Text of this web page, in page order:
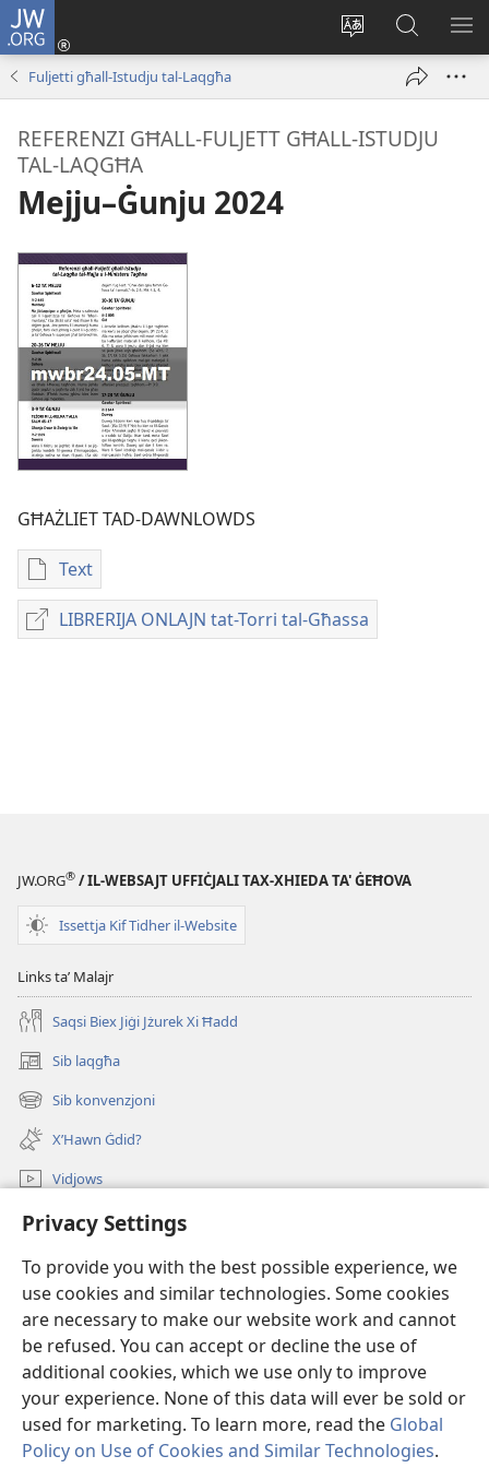
Privacy Settings
To provide you with the best possible experience, we
use cookies and similar technologies. Some cookies
are necessary to make our website work and cannot
be refused. You can accept or decline the use of
additional cookies, which we use only to improve
your experience. None of this data will ever be sold or
used for marketing. To learn more, read the Global
Policy on Use of Cookies and Similar Technologies.
JW.ORG
Biddel
lingwa
sit
Illoggja
(opens
Fittex
f’JW.ORG
Fuljetti għall-Istudju tal-Laqgħa
REFERENZI GĦALL-FULJETT GĦALL-ISTUDJU
TAL-LAQGĦA
Mejju–Ġunju 2024
GĦAŻLIET TAD-DAWNLOWDS
Text
Għażliet
għad-
dawnlowds
TAL-
Mejju–
Ġunju
2024
LIBRERIJA ONLAJN tat-Torri tal-Għassa
LIBRERIJA
JW.ORG® / IL-WEBSAJT UFFIĊJALI TAX-XHIEDA TA' ĠEĦOVA
Issettja Kif Tidher il-Website
Links taʼ Malajr
Saqsi Biex Jiġi Jżurek Xi Ħadd
Sib laqgħa
(opens
new
window)
Sib konvenzjoni
(opens
new
window)
X’Hawn Ġdid?
Vidjows
Fittex f’JW.ORG
Donazzjonijiet
(opens
new
window)LIBRERIJA ONLAJN tat-Torri tal-Għassa
(opens
new
window)JW Hub ®
(opens
new
window)